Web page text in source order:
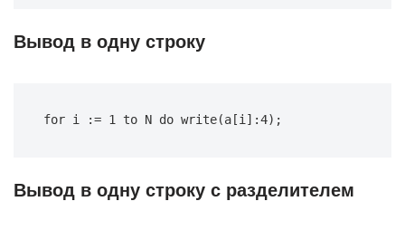
Вывод в одну строку
for i := 1 to N do write(a[i]:4);
Вывод в одну строку c разделителем